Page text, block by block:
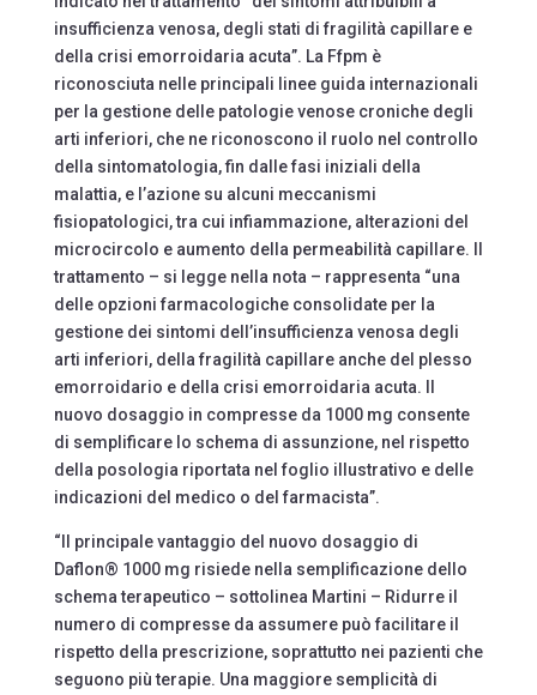
insufficienza venosa, degli stati di fragilità capillare e
della crisi emorroidaria acuta”. La Ffpm è
riconosciuta nelle principali linee guida internazionali
per la gestione delle patologie venose croniche degli
arti inferiori, che ne riconoscono il ruolo nel controllo
della sintomatologia, fin dalle fasi iniziali della
malattia, e l’azione su alcuni meccanismi
fisiopatologici, tra cui infiammazione, alterazioni del
microcircolo e aumento della permeabilità capillare. Il
trattamento – si legge nella nota – rappresenta “una
delle opzioni farmacologiche consolidate per la
gestione dei sintomi dell’insufficienza venosa degli
arti inferiori, della fragilità capillare anche del plesso
emorroidario e della crisi emorroidaria acuta. Il
nuovo dosaggio in compresse da 1000 mg consente
di semplificare lo schema di assunzione, nel rispetto
della posologia riportata nel foglio illustrativo e delle
indicazioni del medico o del farmacista”.
“Il principale vantaggio del nuovo dosaggio di
Daflon® 1000 mg risiede nella semplificazione dello
schema terapeutico – sottolinea Martini – Ridurre il
numero di compresse da assumere può facilitare il
rispetto della prescrizione, soprattutto nei pazienti che
seguono più terapie. Una maggiore semplicità di